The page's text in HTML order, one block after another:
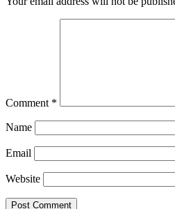
Comment *
Name
Email
Website